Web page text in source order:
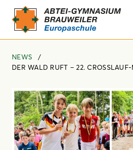
NEWS
DER WALD RUFT – 22. CROSSLAUF-